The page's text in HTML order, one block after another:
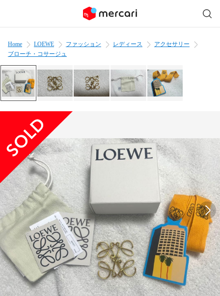
Home LOEWE ファッション レディース
アクセサリー
ブローチ・コサージュ